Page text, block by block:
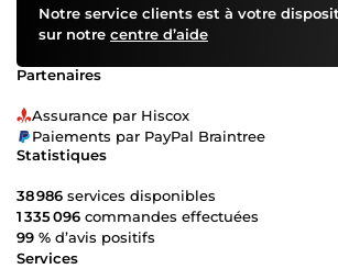
Notre service clients est à votre
sur notre centre d’aide
Partenaires
Assurance par Hiscox
Paiements par PayPal Braintree
Statistiques
38 986 services disponibles
1 335 096 commandes effectuées
99 % d’avis positifs
Services